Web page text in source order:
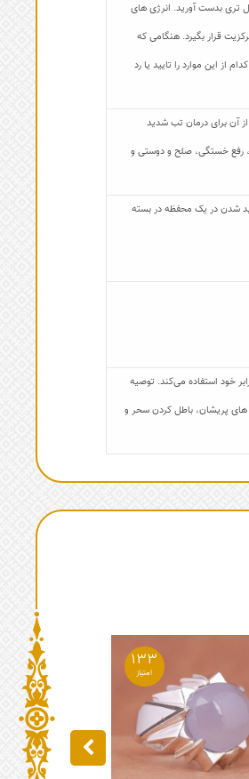
تری بدست آورید. انرژی های
قرار بگیرد. هنگامی که
این موارد را تایید یا رد
آن برای درمان تب شدید
رفع خستگی، صلح و دوستی و
شدن در یک محفظه در بسته
خود استفاده می‌کند. توصیه
های پریشان، باطل کردن سحر و
133